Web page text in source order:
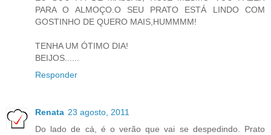
PARA O ALMOÇO.O SEU PRATO ESTÁ LINDO COM
GOSTINHO DE QUERO MAIS,HUMMMM!
TENHA UM ÓTIMO DIA!
BEIJOS......
Responder
Renata 23 agosto, 2011
Do lado de cá, é o verão que vai se despedindo. Prato